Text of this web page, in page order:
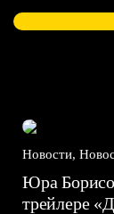
Новости,
Юра
трейлере